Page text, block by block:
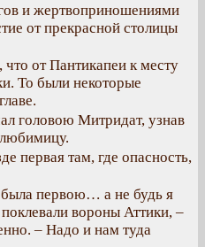
и жертвоприношениями
от прекрасной столицы
от Пантикапеи к месту
То были некоторые
головою Митридат, узнав
первая там, где опасность,
первою… а не будь я
вороны Аттики, –
– Надо и нам туда